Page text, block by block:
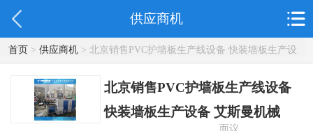
供应商机
首页> 供应商机> 北京销售PVC护墙板生产线设备 快装墙板生产设
备 艾斯曼机械
北京销售PVC护墙板生产线设备
快装墙板生产设备 艾斯曼机械
面议